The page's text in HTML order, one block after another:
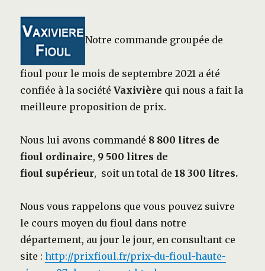
Notre commande groupée de
fioul pour le mois de septembre 2021 a été
confiée à la sociétéVaxivière qui nous a fait la
meilleure proposition de prix.
Nous lui avons commandé 8 800 litres de
fioul ordinaire, 9 500 litres de
fioul supérieur, soit un total de 18 300 litres.
Nous vous rappelons que vous pouvez suivre
le cours moyen du fioul dans notre
département, au jour le jour, en consultant ce
site :http://prixfioul.fr/prix-du-fioul-haute-